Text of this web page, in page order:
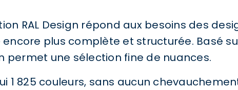
RAL Design répond aux besoins des
plus complète et structurée. Basé
permet une sélection fine de nuances.
1 825 couleurs, sans aucun